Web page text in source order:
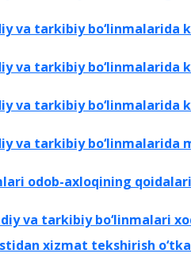
va tarkibiy bo‘linmalarida
va tarkibiy
va tarkibiy bo‘linmalarida
va tarkibiy bo‘linmalarida
odob-axloqining qoidalari
va tarkibiy
xizmat tekshirish